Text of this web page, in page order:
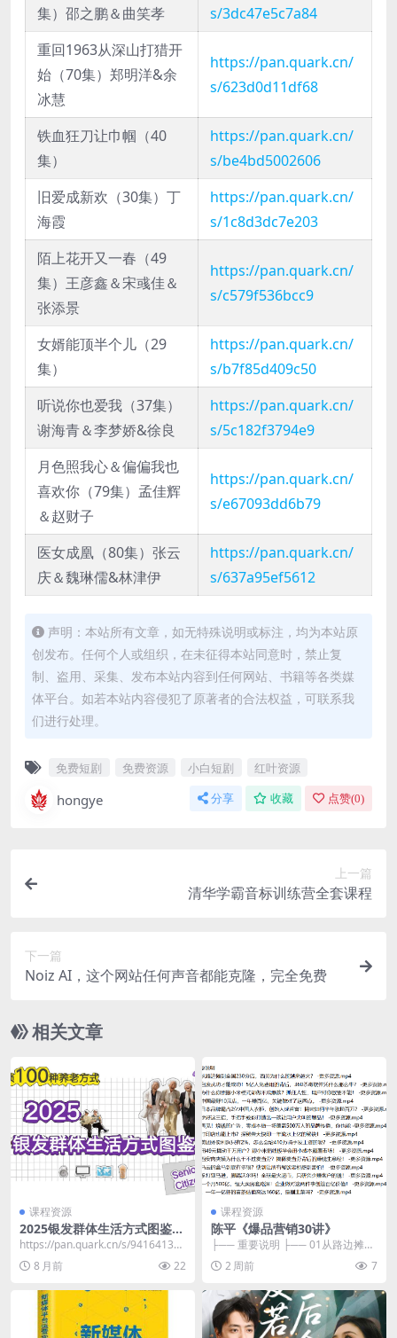
集）邵之鹏＆曲笑孝
s/3dc47e5c7a84
重回1963从深山打猎开
始（70集）郑明洋&余
冰慧
https://pan.quark.cn/
s/623d0d11df68
铁血狂刀让巾帼（40
集）
https://pan.quark.cn/
s/be4bd5002606
旧爱成新欢（30集）丁
海霞
https://pan.quark.cn/
s/1c8d3dc7e203
陌上花开又一春（49
集）王彦鑫＆宋彧佳＆
张添景
https://pan.quark.cn/
s/c579f536bcc9
女婿能顶半个儿（29
集）
https://pan.quark.cn/
s/b7f85d409c50
听说你也爱我（37集）
谢海青＆李梦娇&徐良
https://pan.quark.cn/
s/5c182f3794e9
月色照我心＆偏偏我也
喜欢你（79集）孟佳辉
＆赵财子
https://pan.quark.cn/
s/e67093dd6b79
医女成凰（80集）张云
庆＆魏琳儒&林津伊
https://pan.quark.cn/
s/637a95ef5612
声明：本站所有文章，如无特殊说明或标注，均为本站原
创发布。任何个人或组织，在未征得本站同意时，禁止复
制、盗用、采集、发布本站内容到任何网站、书籍等各类媒
体平台。如若本站内容侵犯了原著者的合法权益，可联系我
们进行处理。
免费短剧 免费资源 小白短剧 红叶资源
hongye 分享 收藏 点赞(0)
上一篇
清华学霸音标训练营全套课程
下一篇
Noiz AI，这个网站任何声音都能克隆，完全免费
相关文章
课程资源
2025银发群体生活方式图鉴，
解锁100种养老方式【PDF】
https://pan.quark.cn/s/94164131d
d79​
8 月前 22
课程资源
陈平《爆品营销30讲》
├── 重要说明 ├── 01从路边摊到
全国230分店，西贝为什么能越来
越火？ ...
2 周前 7